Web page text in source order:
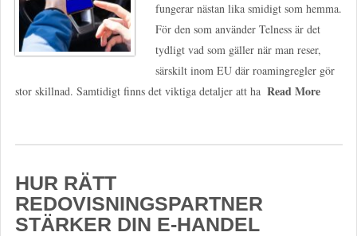
fungerar nästan lika smidigt som hemma.
För den som använder Telness är det
tydligt vad som gäller när man reser,
särskilt inom EU där roamingregler gör
stor skillnad. Samtidigt finns det viktiga detaljer att ha Read More
HUR RÄTT
REDOVISNINGSPARTNER
STÄRKER DIN E-HANDEL